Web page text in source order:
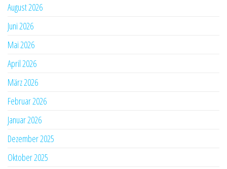
August 2026
Juni 2026
Mai 2026
April 2026
März 2026
Februar 2026
Januar 2026
Dezember 2025
Oktober 2025